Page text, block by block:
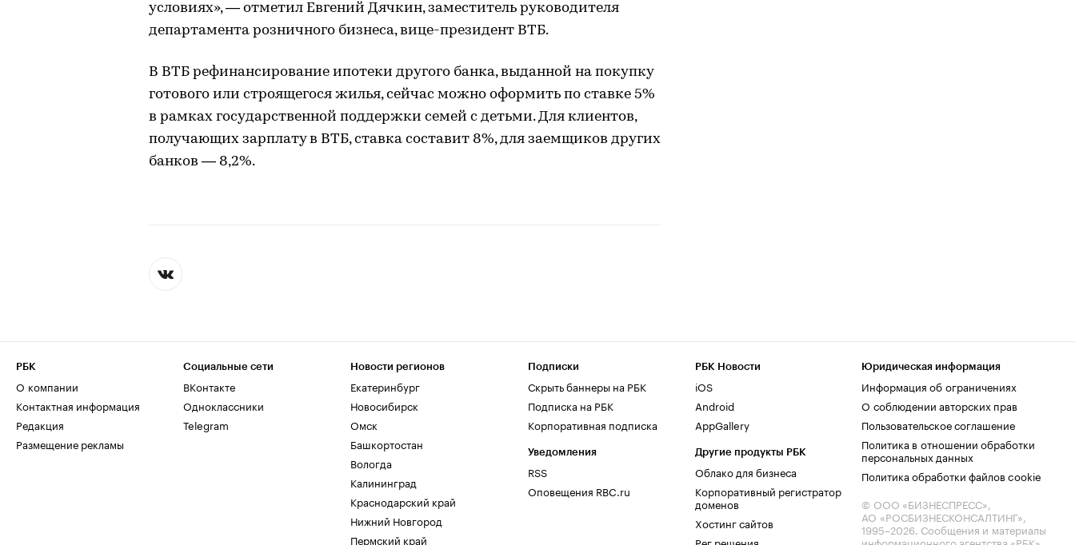
условиях», — отметил Евгений Дячкин, заместитель руководителя
департамента розничного бизнеса, вице-президент ВТБ.
В ВТБ рефинансирование ипотеки другого банка, выданной на покупку
готового или строящегося жилья, сейчас можно оформить по ставке 5%
в рамках государственной поддержки семей с детьми. Для клиентов,
получающих зарплату в ВТБ, ставка составит 8%, для заемщиков других
банков — 8,2%.
РБК
О компании
Контактная информация
Редакция
Размещение рекламы
Социальные сети
ВКонтакте
Одноклассники
Telegram
Новости регионов
Екатеринбург
Новосибирск
Омск
Башкортостан
Вологда
Калининград
Краснодарский край
Нижний Новгород
Пермский край
Подписки
Скрыть баннеры на РБК
Подписка на РБК
Корпоративная подписка
Уведомления
RSS
Оповещения RBC.ru
РБК Новости
iOS
Android
AppGallery
Другие продукты РБК
Облако для бизнеса
Корпоративный регистратор
доменов
Хостинг сайтов
Рег.решения
Юридическая информация
Информация об ограничениях
О соблюдении авторских прав
Пользовательское соглашение
Политика в отношении обработки
персональных данных
Политика обработки файлов cookie
© ООО «БИЗНЕСПРЕСС»,
АО «РОСБИЗНЕСКОНСАЛТИНГ»,
1995–2026. Сообщения и материалы
информационного агентства «РБК»